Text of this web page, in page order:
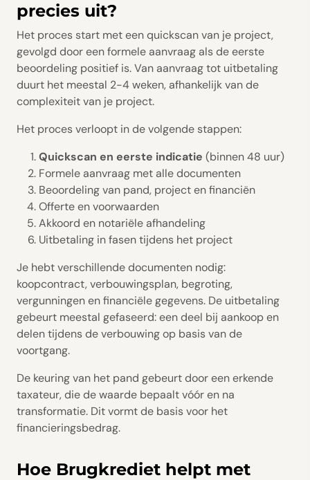
precies uit?
Het proces start met een quickscan van je project,
gevolgd door een formele aanvraag als de eerste
beoordeling positief is. Van aanvraag tot uitbetaling
duurt het meestal 2-4 weken, afhankelijk van de
complexiteit van je project.
Het proces verloopt in de volgende stappen:
Quickscan en eerste indicatie (binnen 48 uur)
Formele aanvraag met alle documenten
Beoordeling van pand, project en financiën
Offerte en voorwaarden
Akkoord en notariële afhandeling
Uitbetaling in fasen tijdens het project
Je hebt verschillende documenten nodig:
koopcontract, verbouwingsplan, begroting,
vergunningen en financiële gegevens. De uitbetaling
gebeurt meestal gefaseerd: een deel bij aankoop en
delen tijdens de verbouwing op basis van de
voortgang.
De keuring van het pand gebeurt door een erkende
taxateur, die de waarde bepaalt vóór en na
transformatie. Dit vormt de basis voor het
financieringsbedrag.
Hoe Brugkrediet helpt met